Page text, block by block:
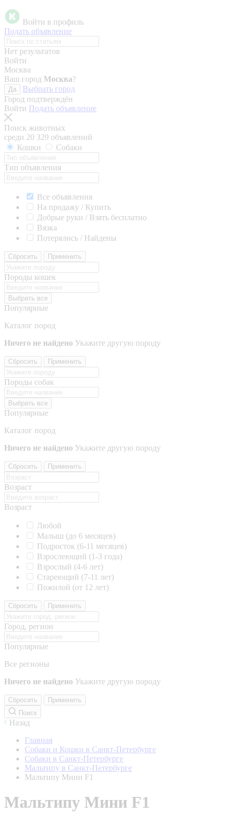
Войти в профиль
Подать объявление
Нет результатов
Войти
Москва
Ваш город Москва?
Да
Выбрать город
Город подтверждён
Войти Подать объявление
Поиск животных
среди 20 329 объявлений
Кошки
Собаки
Тип объявления
Все объявления
На продажу / Купить
Добрые руки / Взять бесплатно
Вязка
Потерялись / Найдены
Сбросить Применить
Породы кошек
Выбрать все
Популярные
Каталог пород
Ничего не найдено Укажите другую породу
Сбросить Применить
Породы собак
Выбрать все
Популярные
Каталог пород
Ничего не найдено Укажите другую породу
Сбросить Применить
Возраст
Возраст
Любой
Малыш (до 6 месяцев)
Подросток (6-11 месяцев)
Взрослеющий (1-3 года)
Взрослый (4-6 лет)
Стареющий (7-11 лет)
Пожилой (от 12 лет)
Сбросить Применить
Город, регион
Популярные
Все регионы
Ничего не найдено Укажите другую породу
Сбросить
Применить
Поиск
Назад
Главная
Собаки и Кошки в Санкт-Петербурге
Собаки в Санкт-Петербурге
Мальтипу в Санкт-Петербурге
Мальтипу Мини F1
Мальтипу Мини F1